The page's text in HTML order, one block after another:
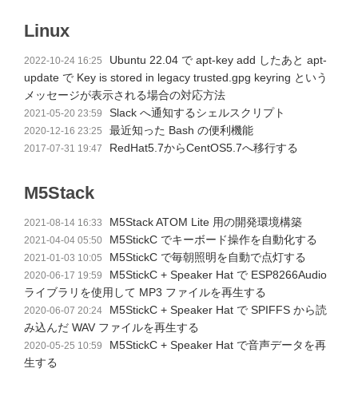
Linux
2022-10-24 16:25
Ubuntu 22.04 で apt-key add したあと apt-
update で Key is stored in legacy trusted.gpg keyring という
メッセージが表示される場合の対応方法
2021-05-20 23:59 Slack へ通知するシェルスクリプト
2020-12-16 23:25 最近知った Bash の便利機能
2017-07-31 19:47 RedHat5.7からCentOS5.7へ移行する
M5Stack
2021-08-14 16:33 M5Stack ATOM Lite 用の開発環境構築
2021-04-04 05:50 M5StickC でキーボード操作を自動化する
2021-01-03 10:05 M5StickC で毎朝照明を自動で点灯する
2020-06-17 19:59
M5StickC + Speaker Hat で ESP8266Audio
ライブラリを使用して MP3 ファイルを再生する
2020-06-07 20:24
M5StickC + Speaker Hat で SPIFFS から読
み込んだ WAV ファイルを再生する
2020-05-25 10:59
M5StickC + Speaker Hat で音声データを再
生する